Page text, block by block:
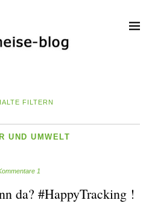
FILTERN
UND UMWELT
1
da? #HappyTracking !